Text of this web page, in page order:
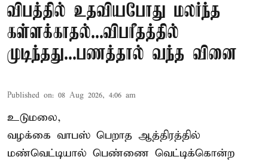
விபத்தில் உதவியபோது மலர்ந்த
கள்ளக்காதல்...விபரீதத்தில்
முடிந்தது...பணத்தால் வந்த வினை
Published on: 08 Aug 2026, 4:06 am
உடுமலை,
வழக்கை வாபஸ் பெறாத ஆத்திரத்தில்
மண்வெட்டியால் பெண்ணை வெட்டிக்கொன்ற